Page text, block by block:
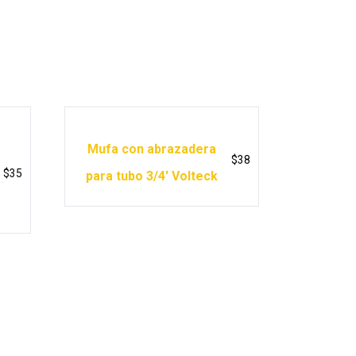
$35
Mufa con abrazadera
para tubo 3/4′ Volteck
$38